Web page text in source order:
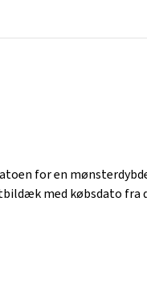
for en
med købsdato fra